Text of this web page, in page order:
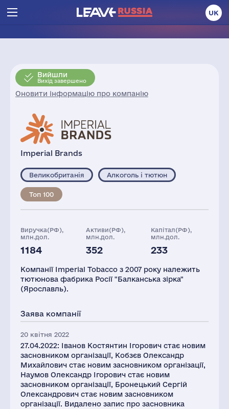
UK
Вийшли
Вихід завершено
Оновити інформацію про компанію
Imperial Brands
Великобританія Алкоголь і тютюн
Топ 100
Виручка(РФ),
млн.дол.
1184
Активи(РФ),
млн.дол.
352
Капітал(РФ),
млн.дол.
233
млн.дол.
40113 1
2021
1744
Податки(РФ),
849
Компанії Imperial Tobacco з 2007 року належить
тютюнова фабрика Росії "Балканська зірка"
(Ярославль).
Заява компанії
20 квітня 2022
27.04.2022: Іванов Костянтин Ігорович стає новим
засновником організації, Кобзєв Олександр
Михайлович стає новим засновником організації,
Наумов Олександр Ігорович стає новим
засновником організації, Бронецький Сергій
Олександрович стає новим засновником
організації. Видалено запис про засновника